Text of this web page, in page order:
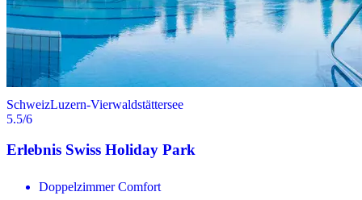
SchweizLuzern-Vierwaldstättersee
5.5/6
Erlebnis Swiss Holiday Park
Doppelzimmer Comfort